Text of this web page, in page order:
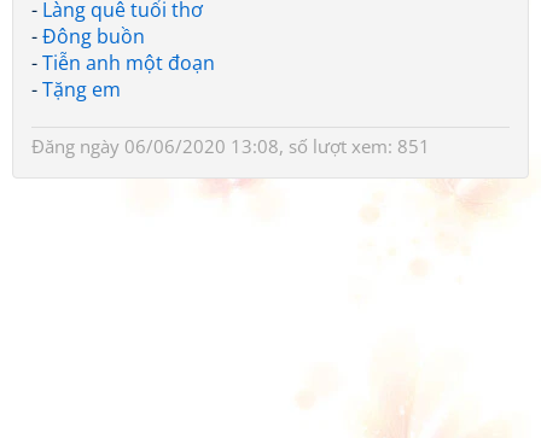
- Làng quê tuổi thơ
-Đông buồn
-Tiễn anh một đoạn
-Tặng em
Đăng ngày 06/06/2020 13:08, số lượt xem: 851